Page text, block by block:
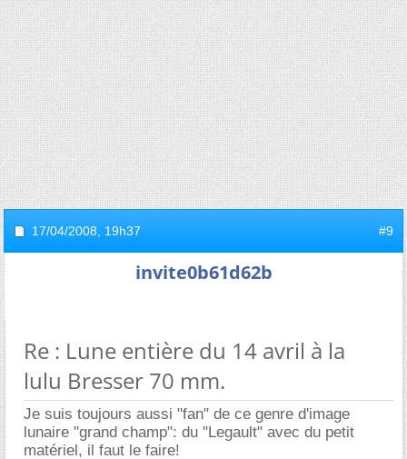
17/04/2008, 19h37 #9
invite0b61d62b
Re : Lune entière du 14 avril à la
lulu Bresser 70 mm.
Je suis toujours aussi "fan" de ce genre d'image
lunaire "grand champ": du "Legault" avec du petit
matériel, il faut le faire!